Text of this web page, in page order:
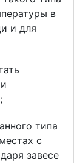
в
и для
типа
с
завесе